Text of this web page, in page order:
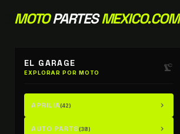
MOTOPARTESMEXICO.COM
EL GARAGE
EXPLORAR POR MOTO precision_manufacturing
APRILIA(42) chevron_right
AUTO PARTS(38) chevron_right